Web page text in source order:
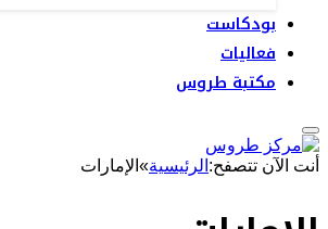
بودكاست
فعاليات
مكتبة طروس
أنت الآن تتصفح: الرئيسية» الإمارات